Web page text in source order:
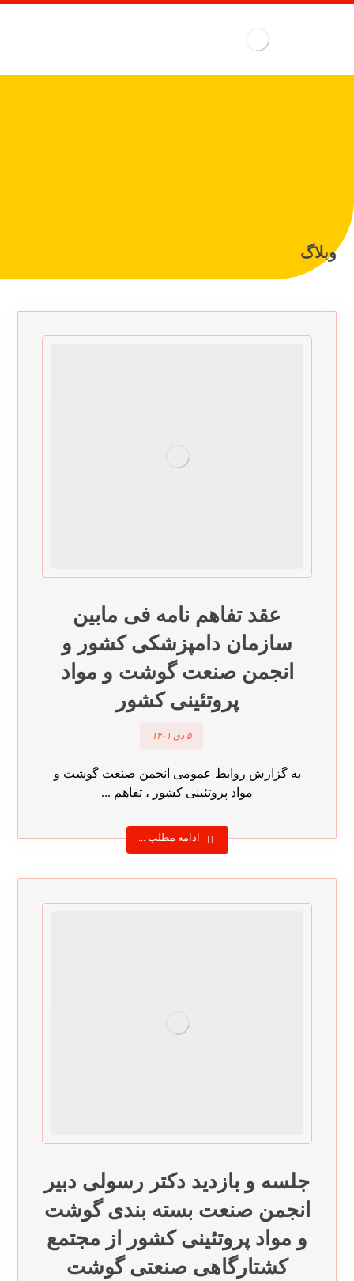
وبلاگ
عقد تفاهم نامه فی مابین
سازمان دامپزشکی کشور و
انجمن صنعت گوشت و مواد
پروتئینی کشور
۵ دی ۱۴۰۱
به گزارش روابط عمومی انجمن صنعت گوشت و
مواد پروتئینی کشور ، تفاهم ...
ادامه مطلب ...
جلسه و بازدید دکتر رسولی دبیر
انجمن صنعت بسته بندی گوشت
و مواد پروتئینی کشور از مجتمع
کشتارگاهی صنعتی گوشت